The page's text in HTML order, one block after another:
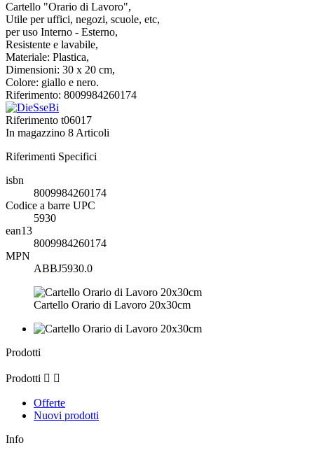
Cartello "Orario di Lavoro",
Utile per uffici, negozi, scuole, etc,
per uso Interno - Esterno,
Resistente e lavabile,
Materiale: Plastica,
Dimensioni: 30 x 20 cm,
Colore: giallo e nero.
Riferimento: 8009984260174
Riferimento t06017
In magazzino 8 Articoli
Riferimenti Specifici
isbn
8009984260174
Codice a barre UPC
5930
ean13
8009984260174
MPN
ABBJ5930.0
Cartello Orario di Lavoro 20x30cm
Prodotti
Prodotti  
Offerte
Nuovi prodotti
Info